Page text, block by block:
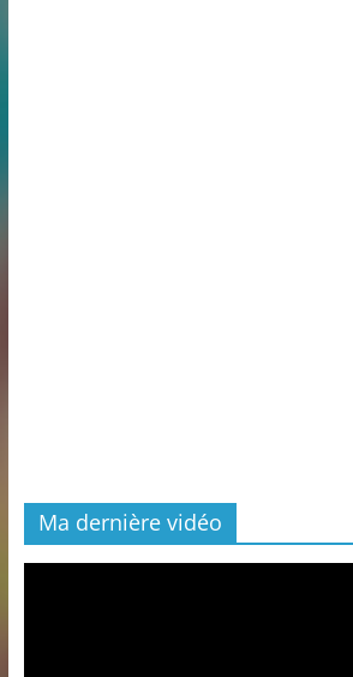
Ma dernière vidéo